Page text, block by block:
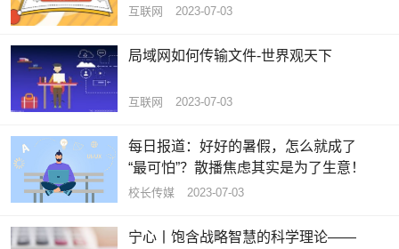
互联网 2023-07-03
局域网如何传输文件-世界观天下
互联网 2023-07-03
每日报道：好好的暑假，怎么就成了
“最可怕”？散播焦虑其实是为了生意！
校长传媒 2023-07-03
宁心丨饱含战略智慧的科学理论——